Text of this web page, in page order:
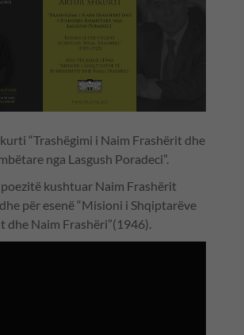
“Trashëgimi i Naim Frashërit dhe
nga Lasgush Poradeci”.
kushtuar Naim Frashërit
për esenë “Misioni i Shqiptarëve
dhe Naim Frashëri”(1946).